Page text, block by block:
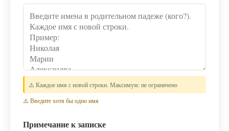
⚠️ Каждое имя с новой строки. Максимум: не ограничено
⚠️ Введите хотя бы одно имя
Примечание к записке